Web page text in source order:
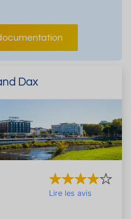
Dax
Lire les avis